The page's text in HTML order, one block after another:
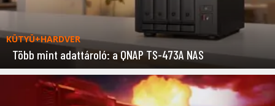
KÜTYÜ+HARDVER
Több mint adattároló: a QNAP TS-473A NAS